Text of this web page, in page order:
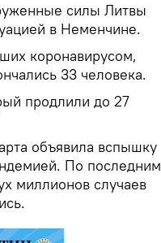
силы Литвы
в Неменчине.
коронавирусом,
33 человека.
продлили до 27
объявила вспышку
По последним
миллионов случаев